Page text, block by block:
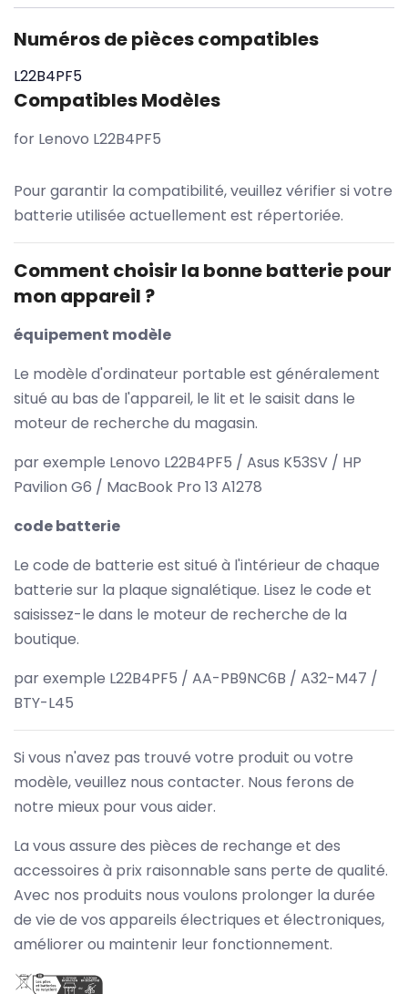
Numéros de pièces compatibles
L22B4PF5
Compatibles Modèles
for Lenovo L22B4PF5
Pour garantir la compatibilité, veuillez vérifier si votre
batterie utilisée actuellement est répertoriée.
Comment choisir la bonne batterie pour
mon appareil ?
équipement modèle
Le modèle d'ordinateur portable est généralement
situé au bas de l'appareil, le lit et le saisit dans le
moteur de recherche du magasin.
par exemple Lenovo L22B4PF5 / Asus K53SV / HP
Pavilion G6 / MacBook Pro 13 A1278
code batterie
Le code de batterie est situé à l'intérieur de chaque
batterie sur la plaque signalétique. Lisez le code et
saisissez-le dans le moteur de recherche de la
boutique.
par exemple L22B4PF5 / AA-PB9NC6B / A32-M47 /
BTY-L45
Si vous n'avez pas trouvé votre produit ou votre
modèle, veuillez nous contacter. Nous ferons de
notre mieux pour vous aider.
La vous assure des pièces de rechange et des
accessoires à prix raisonnable sans perte de qualité.
Avec nos produits nous voulons prolonger la durée
de vie de vos appareils électriques et électroniques,
améliorer ou maintenir leur fonctionnement.